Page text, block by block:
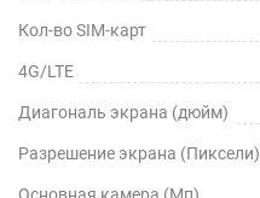
Кол-во SIM-карт
4G/LTE
Диагональ экрана (дюйм)
Разрешение экрана (Пиксели)